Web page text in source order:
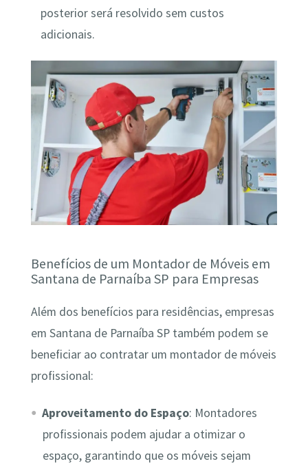
posterior será resolvido sem custos
adicionais.
Benefícios de um Montador de Móveis em
Santana de Parnaíba SP para Empresas
Além dos benefícios para residências, empresas
em Santana de Parnaíba SP também podem se
beneficiar ao contratar um montador de móveis
profissional:
Aproveitamento do Espaço: Montadores
profissionais podem ajudar a otimizar o
espaço, garantindo que os móveis sejam